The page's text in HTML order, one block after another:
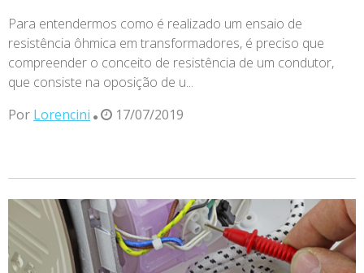
Para entendermos como é realizado um ensaio de
resistência ôhmica em transformadores, é preciso que
compreender o conceito de resistência de um condutor,
que consiste na oposição de u...
Por Lorencini 17/07/2019